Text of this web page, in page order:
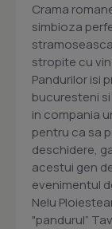
Crama
simbioza
stropite cu
Pandurilor isi
bucuresteni
in compania
pentru ca sa
deschidere,
acestui gen
evenimentul
Nelu
"pandurul”